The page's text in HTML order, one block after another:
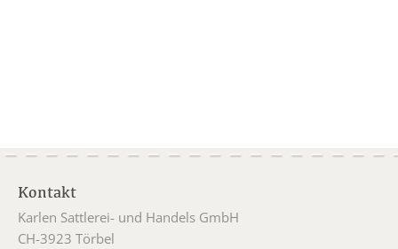
Kontakt
Karlen Sattlerei- und Handels GmbH
CH-3923 Törbel